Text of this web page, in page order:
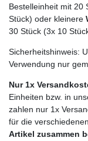
Bestelleinheit mit 20
Stück) oder kleinere
30 Stück (3x 10
Sicherheitshinweis:
Verwendung nur
Nur 1x
Einheiten bzw. in
zahlen nur 1x
für die
Artikel zusammen